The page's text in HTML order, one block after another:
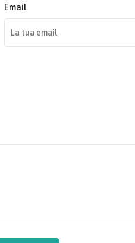
Email